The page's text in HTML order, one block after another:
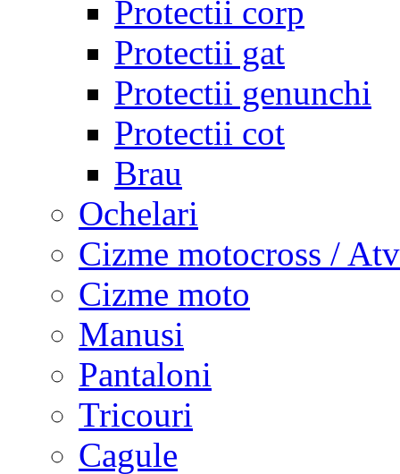
Protectii corp
Protectii gat
Protectii genunchi
Protectii cot
Brau
Ochelari
Cizme motocross / Atv
Cizme moto
Manusi
Pantaloni
Tricouri
Cagule